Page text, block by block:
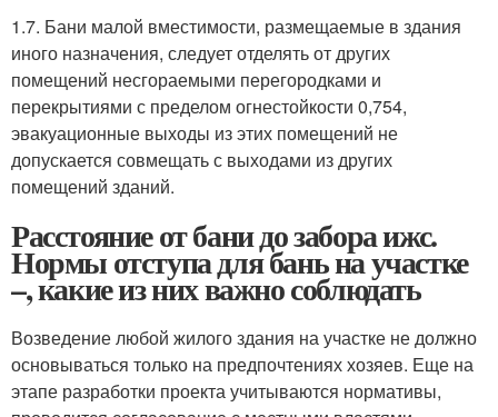
1.7. Бани малой вместимости, размещаемые в здания
иного назначения, следует отделять от других
помещений несгораемыми перегородками и
перекрытиями с пределом огнестойкости 0,754,
эвакуационные выходы из этих помещений не
допускается совмещать с выходами из других
помещений зданий.
Расстояние от бани до забора ижс.
Нормы отступа для бань на участке
–, какие из них важно соблюдать
Возведение любой жилого здания на участке не должно
основываться только на предпочтениях хозяев. Еще на
этапе разработки проекта учитываются нормативы,